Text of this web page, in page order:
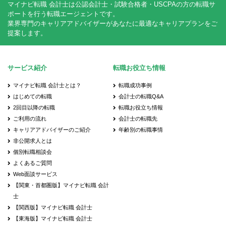
マイナビ転職 会計士は公認会計士・試験合格者・USCPAの方の転職サ
ポートを行う転職エージェントです。
業界専門のキャリアアドバイザーがあなたに最適なキャリアプランをご
提案します。
サービス紹介
マイナビ転職 会計士とは？
はじめての転職
2回目以降の転職
ご利用の流れ
キャリアアドバイザーのご紹介
非公開求人とは
個別転職相談会
よくあるご質問
Web面談サービス
【関東・首都圏版】マイナビ転職 会計
士
【関西版】マイナビ転職 会計士
【東海版】マイナビ転職 会計士
転職お役立ち情報
転職成功事例
会計士の転職Q&A
転職お役立ち情報
会計士の転職先
年齢別の転職事情